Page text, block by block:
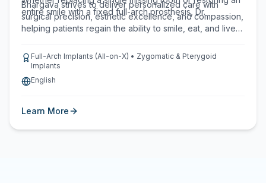
entire smile with a fixed full-arch prosthesis, Dr.
Bhargava strives to deliver personalized care with
surgical precision, esthetic excellence, and compassion,
helping patients regain the ability to smile, eat, and live
Full-Arch Implants (All-on-X) • Zygomatic & Pterygoid
Implants
English
Learn More